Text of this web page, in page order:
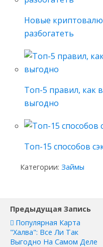
Новые
разбогатеть
Топ-5 правил, как
выгодно
Топ-15 способов
Категории: Займы
Предыдущая Запись
Популярная Карта
"Халва": Все Ли Так
Выгодно На Самом Деле